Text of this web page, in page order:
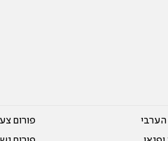
הערבי
פורום